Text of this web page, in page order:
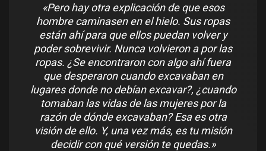
«Pero hay otra explicación de que esos
hombre caminasen en el hielo. Sus ropas
están ahí para que ellos puedan volver y
poder sobrevivir. Nunca volvieron a por las
ropas. ¿Se encontraron con algo ahí fuera
que desperaron cuando excavaban en
lugares donde no debían excavar?, ¿cuando
tomaban las vidas de las mujeres por la
razón de dónde excavaban? Esa es otra
visión de ello. Y, una vez más, es tu misión
decidir con qué versión te quedas.»